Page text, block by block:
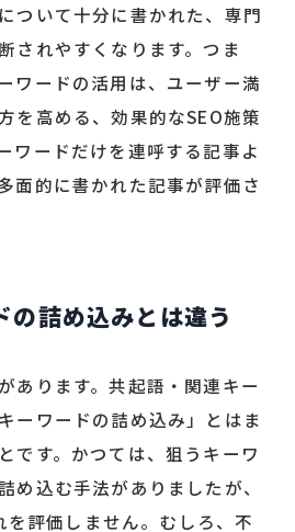
ついて十分に書かれた、専門
されやすくなります。つま
ワードの活用は、ユーザー満
を高める、効果的なSEO施策
ワードだけを連呼する記事よ
面的に書かれた記事が評価さ
の詰め込みとは違う
あります。共起語・関連キー
ーワードの詰め込み」とはま
です。かつては、狙うキーワ
め込む手法がありましたが、
評価しません。むしろ、不